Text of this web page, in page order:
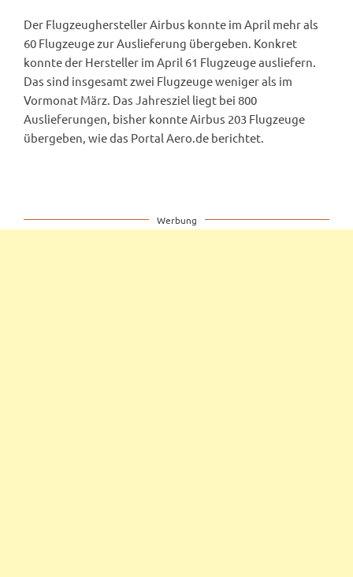
Der Flugzeughersteller Airbus konnte im April mehr als
60 Flugzeuge zur Auslieferung übergeben. Konkret
konnte der Hersteller im April 61 Flugzeuge ausliefern.
Das sind insgesamt zwei Flugzeuge weniger als im
Vormonat März. Das Jahresziel liegt bei 800
Auslieferungen, bisher konnte Airbus 203 Flugzeuge
übergeben, wie das Portal Aero.de berichtet.
Werbung